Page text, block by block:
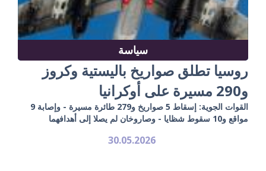
سياسة
روسيا تطلق صواريخ باليستية وكروز
و290 مسيرة على أوكرانيا
القوات الجوية: إسقاط 5 صواريخ و279 طائرة مسيرة - وإصابة 9
مواقع و10 سقوط شظايا - وصاروخان لم يصلا إلى أهدافهما
30.05.2026